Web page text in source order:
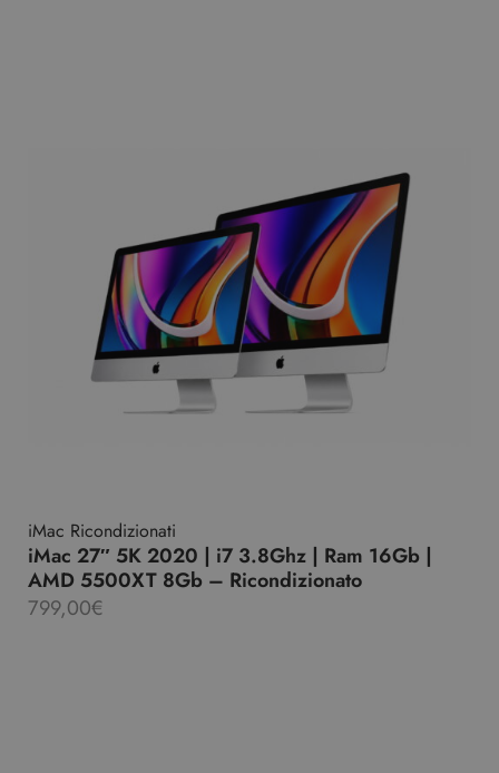
iMac Ricondizionati
iMac 27″ 5K 2020 | i7 3.8Ghz | Ram 16Gb |
AMD 5500XT 8Gb – Ricondizionato
799,00€